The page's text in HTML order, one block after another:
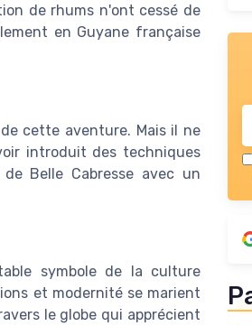
de rhums n'ont cessé de
en Guyane française
cette aventure. Mais il ne
introduit des techniques
Belle Cabresse avec un
symbole de la culture
et modernité se marient
le globe qui apprécient